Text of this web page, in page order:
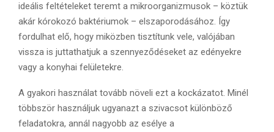
ideális feltételeket teremt a mikroorganizmusok – köztük
akár kórokozó baktériumok – elszaporodásához. Így
fordulhat elő, hogy miközben tisztítunk vele, valójában
vissza is juttathatjuk a szennyeződéseket az edényekre
vagy a konyhai felületekre.
A gyakori használat tovább növeli ezt a kockázatot. Minél
többször használjuk ugyanazt a szivacsot különböző
feladatokra, annál nagyobb az esélye a